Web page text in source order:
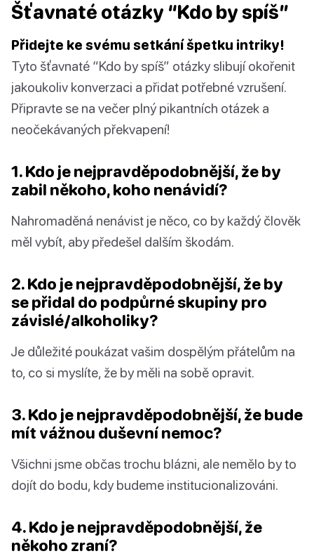
Šťavnaté otázky “Kdo by spíš”
Přidejte ke svému setkání špetku intriky!
Tyto šťavnaté “Kdo by spíš” otázky slibují okořenit
jakoukoliv konverzaci a přidat potřebné vzrušení.
Připravte se na večer plný pikantních otázek a
neočekávaných překvapení!
1. Kdo je nejpravděpodobnější, že by
zabil někoho, koho nenávidí?
Nahromaděná nenávist je něco, co by každý člověk
měl vybít, aby předešel dalším škodám.
2. Kdo je nejpravděpodobnější, že by
se přidal do podpůrné skupiny pro
závislé/alkoholiky?
Je důležité poukázat vašim dospělým přátelům na
to, co si myslíte, že by měli na sobě opravit.
3. Kdo je nejpravděpodobnější, že bude
mít vážnou duševní nemoc?
Všichni jsme občas trochu blázni, ale nemělo by to
dojít do bodu, kdy budeme institucionalizováni.
4. Kdo je nejpravděpodobnější, že
někoho zraní?